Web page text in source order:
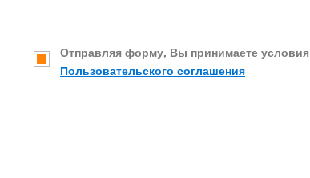
Отправляя форму, Вы принимаете условия
Пользовательского соглашения